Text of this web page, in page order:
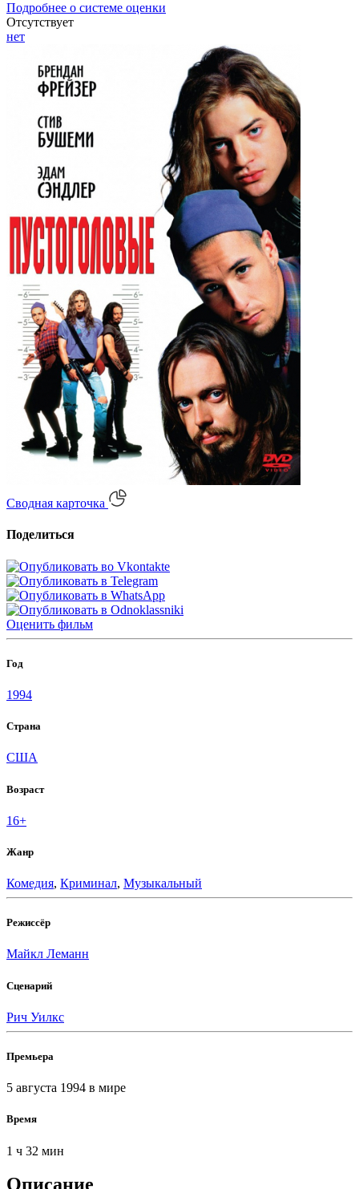
Подробнее о системе оценки
Отсутствует
нет
Сводная карточка
Поделиться
Оценить фильм
Год
1994
Страна
США
Возраст
16+
Жанр
Комедия, Криминал, Музыкальный
Режиссёр
Майкл Леманн
Сценарий
Рич Уилкс
Премьера
5 августа 1994 в мире
Время
1 ч 32 мин
Описание